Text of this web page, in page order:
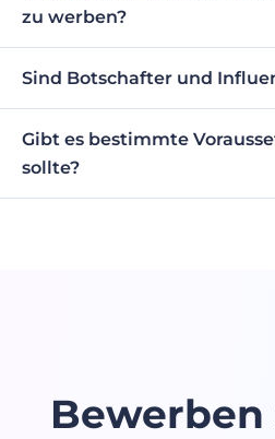
zu werben?
Da unser wichtigstes Tool der
Videoinhalten bewerben. Wir
Inhalten geht. Zögern Sie also
Sind Botschafter und
Die kurze Antwort lautet nein.
Beziehung zu den Urhebern.
Gibt es bestimmte
sollte?
Wir erwarten von Ihnen, dass
Bewerben